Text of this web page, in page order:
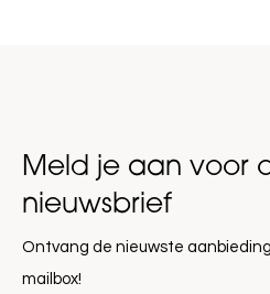
Meld je aan voor
nieuwsbrief
Ontvang de nieuwste
mailbox!